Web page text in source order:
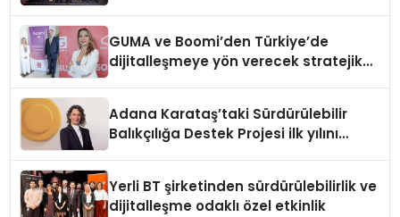
GUMA ve Boomi’den Türkiye’de
dijitalleşmeye yön verecek stratejik
Adana Karataş’taki Sürdürülebilir
Balıkçılığa Destek Projesi ilk yılını
Yerli BT şirketinden sürdürülebilirlik ve
dijitalleşme odaklı özel etkinlik